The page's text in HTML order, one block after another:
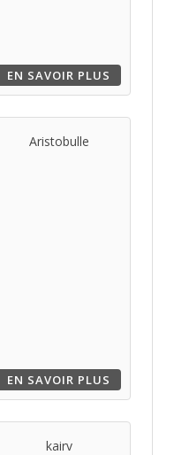
EN SAVOIR PLUS
Aristobulle
EN SAVOIR PLUS
kairv